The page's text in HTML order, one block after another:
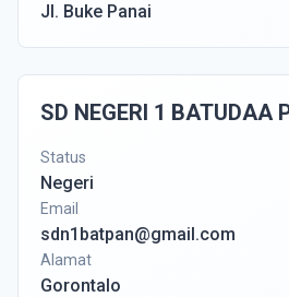
Jl. Buke Panai
SD NEGERI 1 BATUDAA
Status
Negeri
Email
sdn1batpan@gmail.com
Alamat
Gorontalo